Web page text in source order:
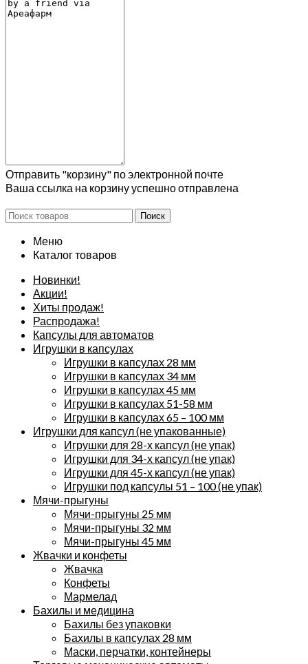
Отправить "корзину" по электронной почте
Ваша ссылка на корзину успешно отправлена
Поиск
Меню
Каталог товаров
Новинки!
Акции!
Хиты продаж!
Распродажа!
Капсулы для автоматов
Игрушки в капсулах
Игрушки в капсулах 28 мм
Игрушки в капсулах 34 мм
Игрушки в капсулах 45 мм
Игрушки в капсулах 51-58 мм
Игрушки в капсулах 65 – 100 мм
Игрушки для капсул (не упакованные)
Игрушки для 28-х капсул (не упак)
Игрушки для 34-х капсул (не упак)
Игрушки для 45-х капсул (не упак)
Игрушки под капсулы 51 – 100 (не упак)
Мячи-прыгуны
Мячи-прыгуны 25 мм
Мячи-прыгуны 32 мм
Мячи-прыгуны 45 мм
Жвачки и конфеты
Жвачка
Конфеты
Мармелад
Бахилы и медицина
Бахилы без упаковки
Бахилы в капсулах 28 мм
Маски, перчатки, контейнеры